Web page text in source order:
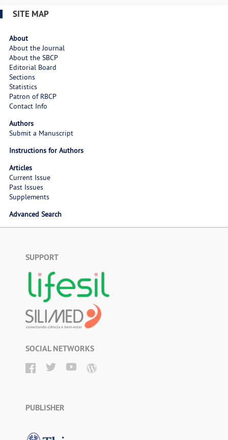
SITE MAP
About
About the Journal
About the SBCP
Editorial Board
Sections
Statistics
Patron of RBCP
Contact Info
Authors
Submit a Manuscript
Instructions for Authors
Articles
Current Issue
Past Issues
Supplements
Advanced Search
SUPPORT
SOCIAL NETWORKS
PUBLISHER